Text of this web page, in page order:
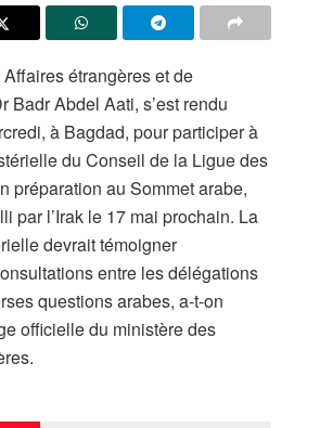
étrangères et de
Badr Abdel Aati, s’est rendu
à Bagdad, pour participer à
du Conseil de la Ligue des
préparation au Sommet arabe,
par l’Irak le 17 mai prochain. La
devrait témoigner
entre les délégations
questions arabes, a-t-on
officielle du ministère des